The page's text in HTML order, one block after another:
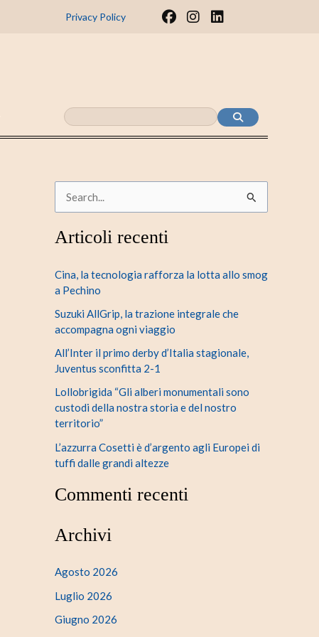
Privacy Policy
F
I
m
L
n
r
a
:
Articoli recenti
Cina, la tecnologia rafforza la lotta allo smog
a Pechino
Suzuki AllGrip, la trazione integrale che
accompagna ogni viaggio
All’Inter il primo derby d’Italia stagionale,
Juventus sconfitta 2-1
Lollobrigida “Gli alberi monumentali sono
custodi della nostra storia e del nostro
territorio”
L’azzurra Cosetti è d’argento agli Europei di
tuffi dalle grandi altezze
Commenti recenti
Archivi
Agosto 2026
Luglio 2026
Giugno 2026